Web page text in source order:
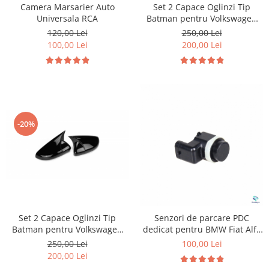
Camera Marsarier Auto
Universala RCA
120,00 Lei
100,00 Lei
Set 2 Capace Oglinzi Tip
Batman pentru Volkswagen
Golf 7
250,00 Lei
200,00 Lei
-20%
Set 2 Capace Oglinzi Tip
Batman pentru Volkswagen
Golf 6
250,00 Lei
200,00 Lei
Senzori de parcare PDC
dedicat pentru BMW Fiat Alfa
Romeo
100,00 Lei